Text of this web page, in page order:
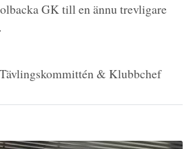
GK till en ännu trevligare
& Klubbchef